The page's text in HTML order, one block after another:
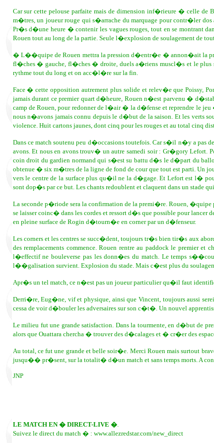
Car sur cette pelouse parfaite mais de dimension inf�rieure � celle
m�tres, un joueur rouge qui s�arrache du marquage pour contr�ler
Pr�s d�une heure � contenir les vagues rouges, tout en se montrant
Rouen tout au long de la partie. Seule l�explosion de soulagement de
� L��quipe de Rouen mettra la pression d�entr�e � annon�ait la
fl�ches � gauche, fl�ches � droite, duels a�riens muscl�s et le plus
rythme tout du long et on acc�l�re sur la fin.
Face � cette opposition autrement plus solide et relev�e que Poissy,
jamais durant ce premier quart d�heure, Rouen n�est parvenu �
camp de Rouen, pour redonner de l�air � la d�fense et reprendre le
nous n�avons jamais connu depuis le d�but de la saison. Et les verts
violence. Huit cartons jaunes, dont cinq pour les rouges et au total cinq
Dans ce match soutenu peu d�occasions toutefois. Car s�il n�y a pas
avons. Et nous en avons trouv� un autre samedi soir : Gr�gory
coin droit du gardien normand qui s�est su battu d�s le d�part du
obtenue � six m�tres de la ligne de fond de cour que tout est parti. Un
vers le centre de la surface plus qu�il ne la d�gage. Et Lefort est l�
sont dop�s par ce but. Les chants redoublent et claquent dans un
La seconde p�riode sera la confirmation de la premi�re. Rouen, �quipe
se laisser coinc� dans les cordes et ressort d�s que possible pour
en pleine surface de Rogin d�tourn�e en corner par un d�fenseur.
Les corners et les centres se succ�dent, toujours tr�s bien tir�s aux
des remplacements commence. Rouen rentre au paddock le
l�effectif ne bouleverse pas les donn�es du match. Le temps
l��galisation survient. Explosion du stade. Mais c�est plus du
Apr�s un tel match, ce n�est pas un joueur particulier qu�il faut
Derri�re, Eug�ne, vif et physique, ainsi que Vincent, toujours aussi
cessa de voir d�bouler les adversaires sur son c�t�. Un nouvel
Le milieu fut une grande satisfaction. Dans la tourmente, en d�but de
alors que Ouattara chercha � trouver des d�calages et � cr�er des
Au total, ce fut une grande et belle soir�e. Merci Rouen mais surtout
jusqu�� pr�sent, sur la totalit� d�un match et sans temps morts. A
JNP
LE MATCH EN � DIRECT-LIVE �.
Suivez le direct du match � : www.allezredstar.com/new_direct